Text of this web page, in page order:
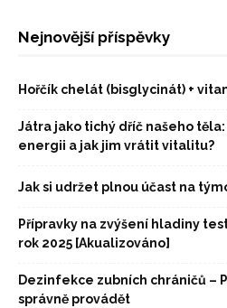
Nejnovější příspěvky
Hořčík chelát (bisglycinát) +
Játra jako tichý dříč našeho
energii a jak jim vrátit vitalitu?
Jak si udržet plnou účast na
Přípravky na zvýšení hladiny
rok 2025 [Akualizováno]
Dezinfekce zubních chráničů –
správně provádět